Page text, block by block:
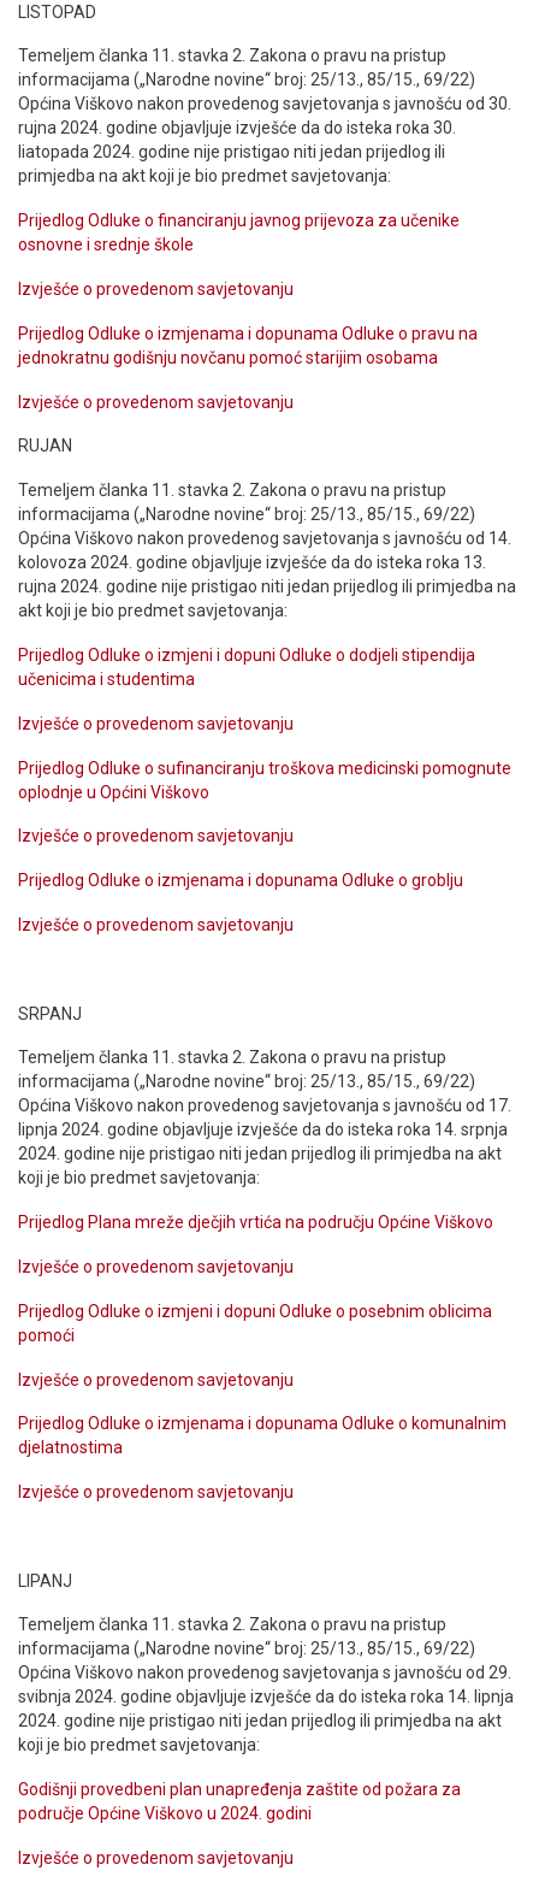
LISTOPAD
Temeljem članka 11. stavka 2. Zakona o pravu na pristup
informacijama („Narodne novine“ broj: 25/13., 85/15., 69/22)
Općina Viškovo nakon provedenog savjetovanja s javnošću od 30.
rujna 2024. godine objavljuje izvješće da do isteka roka 30.
liatopada 2024. godine nije pristigao niti jedan prijedlog ili
primjedba na akt koji je bio predmet savjetovanja:
Prijedlog Odluke o financiranju javnog prijevoza za učenike
osnovne i srednje škole
Izvješće o provedenom savjetovanju
Prijedlog Odluke o izmjenama i dopunama Odluke o pravu na
jednokratnu godišnju novčanu pomoć starijim osobama
Izvješće o provedenom savjetovanju
RUJAN
Temeljem članka 11. stavka 2. Zakona o pravu na pristup
informacijama („Narodne novine“ broj: 25/13., 85/15., 69/22)
Općina Viškovo nakon provedenog savjetovanja s javnošću od 14.
kolovoza 2024. godine objavljuje izvješće da do isteka roka 13.
rujna 2024. godine nije pristigao niti jedan prijedlog ili primjedba na
akt koji je bio predmet savjetovanja:
Prijedlog Odluke o izmjeni i dopuni Odluke o dodjeli stipendija
učenicima i studentima
Izvješće o provedenom savjetovanju
Prijedlog Odluke o sufinanciranju troškova medicinski pomognute
oplodnje u Općini Viškovo
Izvješće o provedenom savjetovanju
Prijedlog Odluke o izmjenama i dopunama Odluke o groblju
Izvješće o provedenom savjetovanju
SRPANJ
Temeljem članka 11. stavka 2. Zakona o pravu na pristup
informacijama („Narodne novine“ broj: 25/13., 85/15., 69/22)
Općina Viškovo nakon provedenog savjetovanja s javnošću od 17.
lipnja 2024. godine objavljuje izvješće da do isteka roka 14. srpnja
2024. godine nije pristigao niti jedan prijedlog ili primjedba na akt
koji je bio predmet savjetovanja:
Prijedlog Plana mreže dječjih vrtića na području Općine Viškovo
Izvješće o provedenom savjetovanju
Prijedlog Odluke o izmjeni i dopuni Odluke o posebnim oblicima
pomoći
Izvješće o provedenom savjetovanju
Prijedlog Odluke o izmjenama i dopunama Odluke o komunalnim
djelatnostima
Izvješće o provedenom savjetovanju
LIPANJ
Temeljem članka 11. stavka 2. Zakona o pravu na pristup
informacijama („Narodne novine“ broj: 25/13., 85/15., 69/22)
Općina Viškovo nakon provedenog savjetovanja s javnošću od 29.
svibnja 2024. godine objavljuje izvješće da do isteka roka 14. lipnja
2024. godine nije pristigao niti jedan prijedlog ili primjedba na akt
koji je bio predmet savjetovanja:
Godišnji provedbeni plan unapređenja zaštite od požara za
područje Općine Viškovo u 2024. godini
Izvješće o provedenom savjetovanju